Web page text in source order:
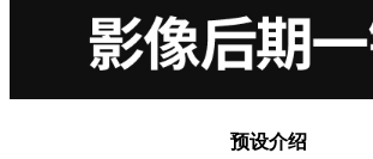
预设介绍